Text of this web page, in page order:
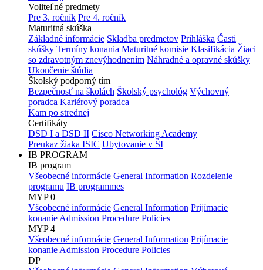
Voliteľné predmety
Pre 3. ročník Pre 4. ročník
Maturitná skúška
Základné informácie Skladba predmetov Prihláška Časti
skúšky Termíny konania Maturitné komisie Klasifikácia Žiaci
so zdravotným znevýhodnením Náhradné a opravné skúšky
Ukončenie štúdia
Školský podporný tím
Bezpečnosť na školách Školský psychológ Výchovný
poradca Kariérový poradca
Kam po strednej
Certifikáty
DSD I a DSD II Cisco Networking Academy
Preukaz žiaka ISIC Ubytovanie v ŠI
IB PROGRAM
IB program
Všeobecné informácie General Information Rozdelenie
programu IB programmes
MYP 0
Všeobecné informácie General Information Prijímacie
konanie Admission Procedure Policies
MYP 4
Všeobecné informácie General Information Prijímacie
konanie Admission Procedure Policies
DP